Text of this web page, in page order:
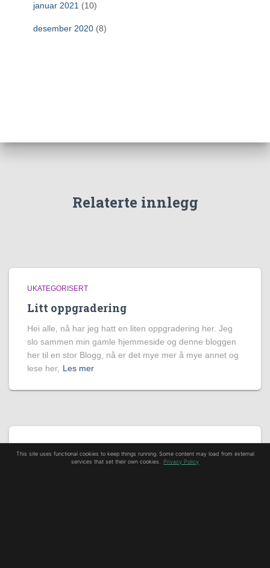
januar 2021 (10)
desember 2020 (8)
Relaterte innlegg
UKATEGORISERT
Litt oppgradering
Hei alle, nå har jeg hatt en liten oppgradering her. Jeg
slo sammen min gamle hjemmeside og denne bloggen
her til en stor Blogg, nå er det mye mer å mye annet og
lese her, Les mer
God Søndag
This site uses functional cookies to keep things running. Some content may load from external
services that set their own cookies.
Privacy Policy